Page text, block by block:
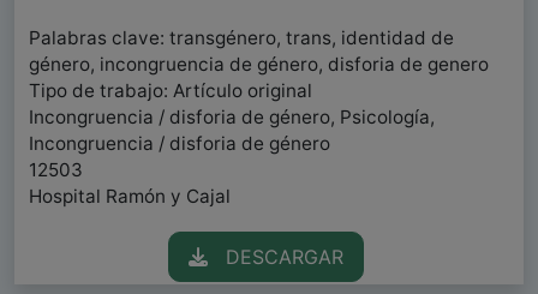
Palabras clave: transgénero, trans, identidad de
género, incongruencia de género, disforia de genero
Tipo de trabajo: Artículo original
Incongruencia / disforia de género, Psicología,
Incongruencia / disforia de género
12503
Hospital Ramón y Cajal
DESCARGAR